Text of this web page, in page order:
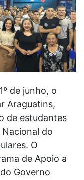
de junho, o
Araguatins,
de estudantes
Nacional do
O
de Apoio a
Governo